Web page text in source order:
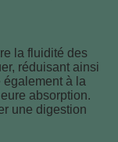
la fluidité des
réduisant ainsi
également à la
absorption.
une digestion